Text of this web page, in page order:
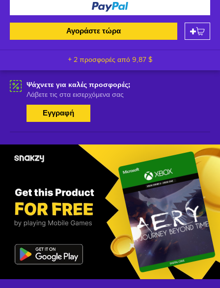
Αγοράστε τώρα
+ 2 προσφορές από 9,87 $
Ψάχνετε για καλές προσφορές;
Λάβετε τις στα εισερχόμενα σας
Εγγραφή